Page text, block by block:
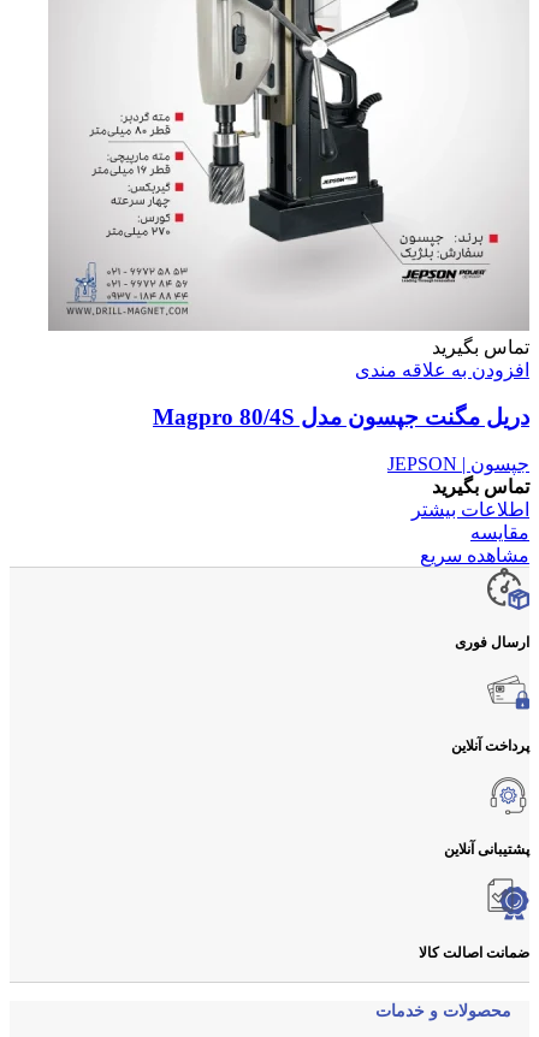
تماس بگیرید
افزودن به علاقه مندی
دریل مگنت جپسون مدل Magpro 80/4S
جپسون | JEPSON
تماس بگیرید
اطلاعات بیشتر
مقایسه
مشاهده سریع
ارسال فوری
پرداخت آنلاین
پشتیبانی آنلاین
ضمانت اصالت کالا
محصولات و خدمات